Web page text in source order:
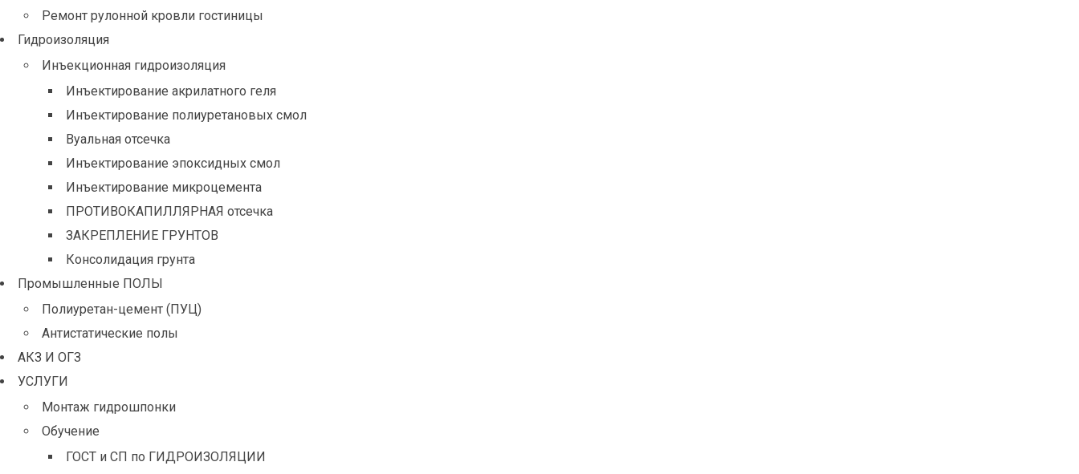
Ремонт рулонной кровли гостиницы
Гидроизоляция
Инъекционная гидроизоляция
Инъектирование акрилатного геля
Инъектирование полиуретановых смол
Вуальная отсечка
Инъектирование эпоксидных смол
Инъектирование микроцемента
ПРОТИВОКАПИЛЛЯРНАЯ отсечка
ЗАКРЕПЛЕНИЕ ГРУНТОВ
Консолидация грунта
Промышленные ПОЛЫ
Полиуретан-цемент (ПУЦ)
Антистатические полы
АКЗ И ОГЗ
УСЛУГИ
Монтаж гидрошпонки
Обучение
ГОСТ и СП по ГИДРОИЗОЛЯЦИИ